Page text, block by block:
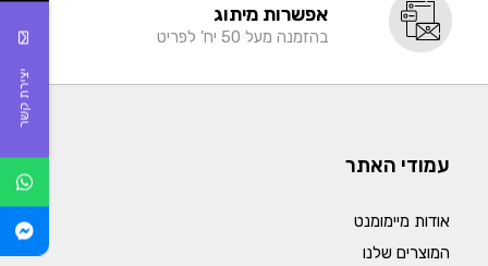
אפשרות מיתוג
בהזמנה מעל 50 יח' לפריט
עמודי האתר
אודות מיימומנט
המוצרים שלנו
יצירת קשר